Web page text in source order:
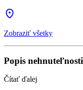
Zobraziť všetky
Popis nehnuteľnosti
Čítať ďalej